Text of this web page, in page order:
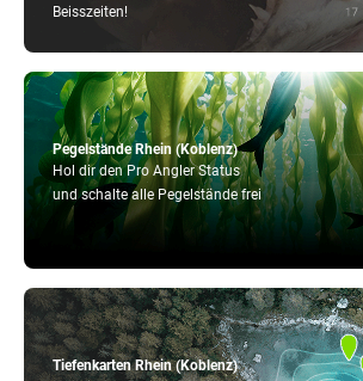
Tiefenkarten Rhein (Koblenz)
Pegelstände Rhein (Koblenz)
Hol dir den Pro Angler Status
und schalte alle Pegelstände frei
Beisszeiten!